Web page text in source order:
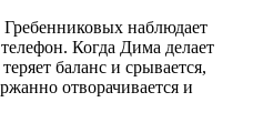
наблюдает
Когда Дима делает
баланс и срывается,
отворачивается и